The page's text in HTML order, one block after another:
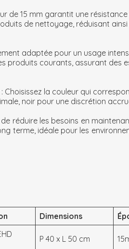
de 15 mm garantit une
de nettoyage, réduisant ainsi
adaptée pour un usage
produits courants, assurant des
: Choisissez la couleur qui
noir pour une discrétion
réduire les besoins en
terme, idéale pour les
Dimensions
P 40 x L 50 cm